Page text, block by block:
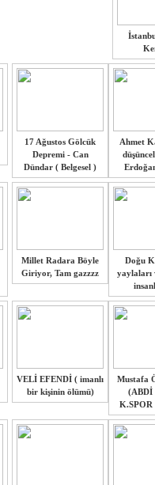
17 Ağustos Gölcük
Depremi - Can
Dündar ( Belgesel )
Ahmet
Millet Radara Böyle
Giriyor, Tam gazzzz
Doğu
yaylaları
VELİ EFENDİ ( imanlı
bir kişinin ölümü)
Mustafa
(ABDİ
K.SPOR